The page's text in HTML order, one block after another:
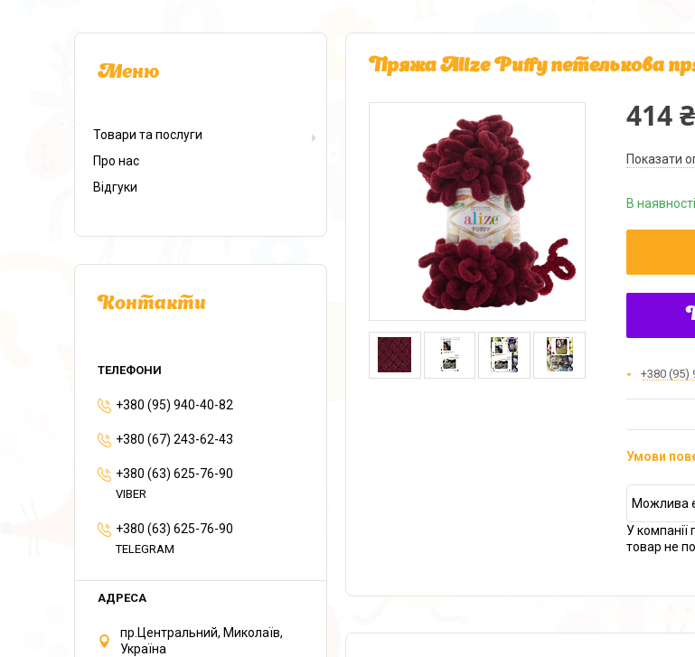
Пряжа Alize Puffy петелькова
414
Показати
В наявності
+380 (95)
У компанії
товар не
Товари та послуги
Про нас
Відгуки
Контакти
+380 (95) 940-40-82
+380 (67) 243-62-43
+380 (63) 625-76-90
VIBER
+380 (63) 625-76-90
TELEGRAM
пр.Центральний, Миколаїв,
Україна